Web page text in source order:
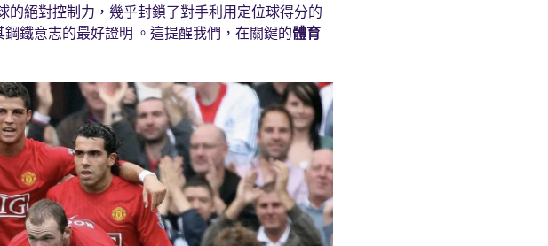
絕對控制力，幾乎封鎖了對手利用定位球得分的
鐵意志的最好證明 。這提醒我們，在關鍵的體育